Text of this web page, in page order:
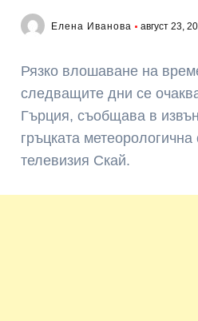
Елена Иванова август 23,
Рязко влошаване на
следващите дни се
Гърция, съобщава в
гръцката
телевизия Скай.